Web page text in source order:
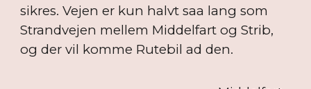
sikres. Vejen er kun halvt saa lang som
Strandvejen mellem Middelfart og Strib,
og der vil komme Rutebil ad den.